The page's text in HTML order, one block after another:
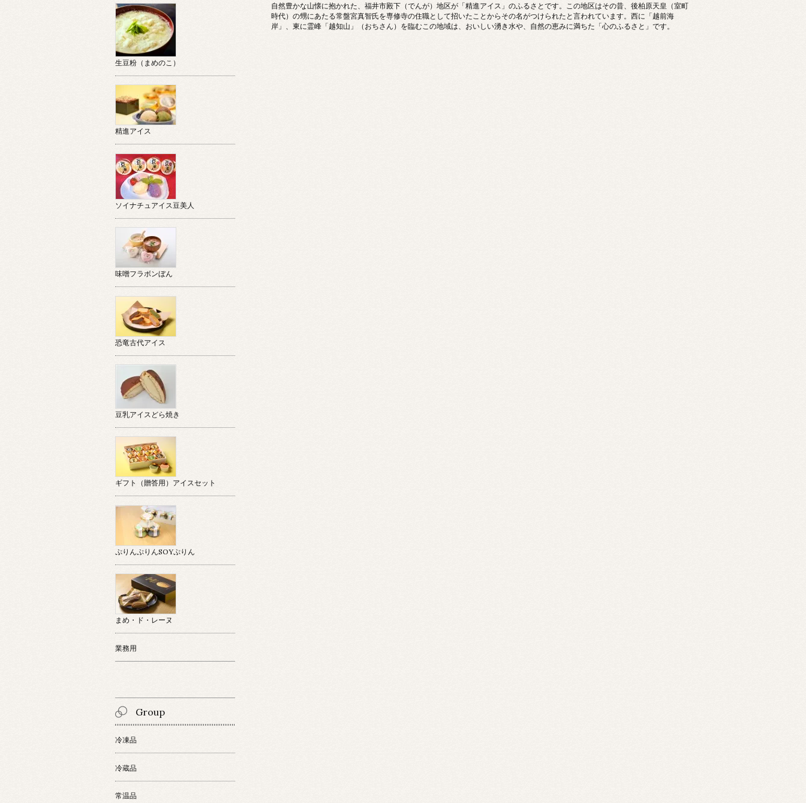
自然豊かな山懐に抱かれた、福井市殿下（でんが）地区が「精進アイス」のふるさとです。この地区はその昔、後柏原天皇（室町
時代）の甥にあたる常盤宮真智氏を専修寺の住職として招いたことからその名がつけられたと言われています。西に「越前海
岸」、東に霊峰「越知山」（おちさん）を臨むこの地域は、おいしい湧き水や、自然の恵みに満ちた「心のふるさと」です。
生豆粉（まめのこ）
精進アイス
ソイナチュアイス豆美人
味噌フラボンぼん
恐竜古代アイス
豆乳アイスどら焼き
ギフト（贈答用）アイスセット
ぷりんぷりんSOYぷりん
まめ・ド・レーヌ
業務用
Group
冷凍品
冷蔵品
常温品